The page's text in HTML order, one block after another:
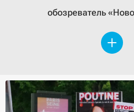
обозреватель